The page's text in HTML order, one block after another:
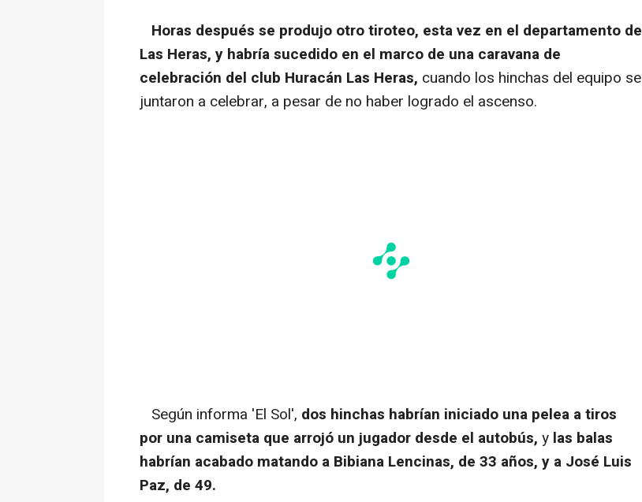
Horas después se produjo otro tiroteo, esta vez en el departamento de
Las Heras, y habría sucedido en el marco de una caravana de
celebración del club Huracán Las Heras, cuando los hinchas del equipo se
juntaron a celebrar, a pesar de no haber logrado el ascenso.
Según informa 'El Sol', dos hinchas habrían iniciado una pelea a tiros
por una camiseta que arrojó un jugador desde el autobús, y las balas
habrían acabado matando a Bibiana Lencinas, de 33 años, y a José Luis
Paz, de 49.